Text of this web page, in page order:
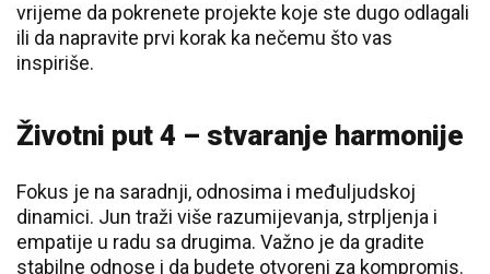
vrijeme da pokrenete projekte koje ste dugo odlagali
ili da napravite prvi korak ka nečemu što vas
inspiriše.
Životni put 4 – stvaranje harmonije
Fokus je na saradnji, odnosima i međuljudskoj
dinamici. Jun traži više razumijevanja, strpljenja i
empatije u radu sa drugima. Važno je da gradite
stabilne odnose i da budete otvoreni za kompromis.